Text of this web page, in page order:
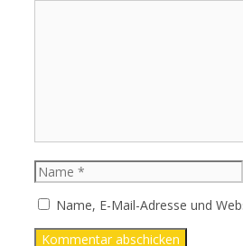
Name
Name, E-Mail-Adresse und